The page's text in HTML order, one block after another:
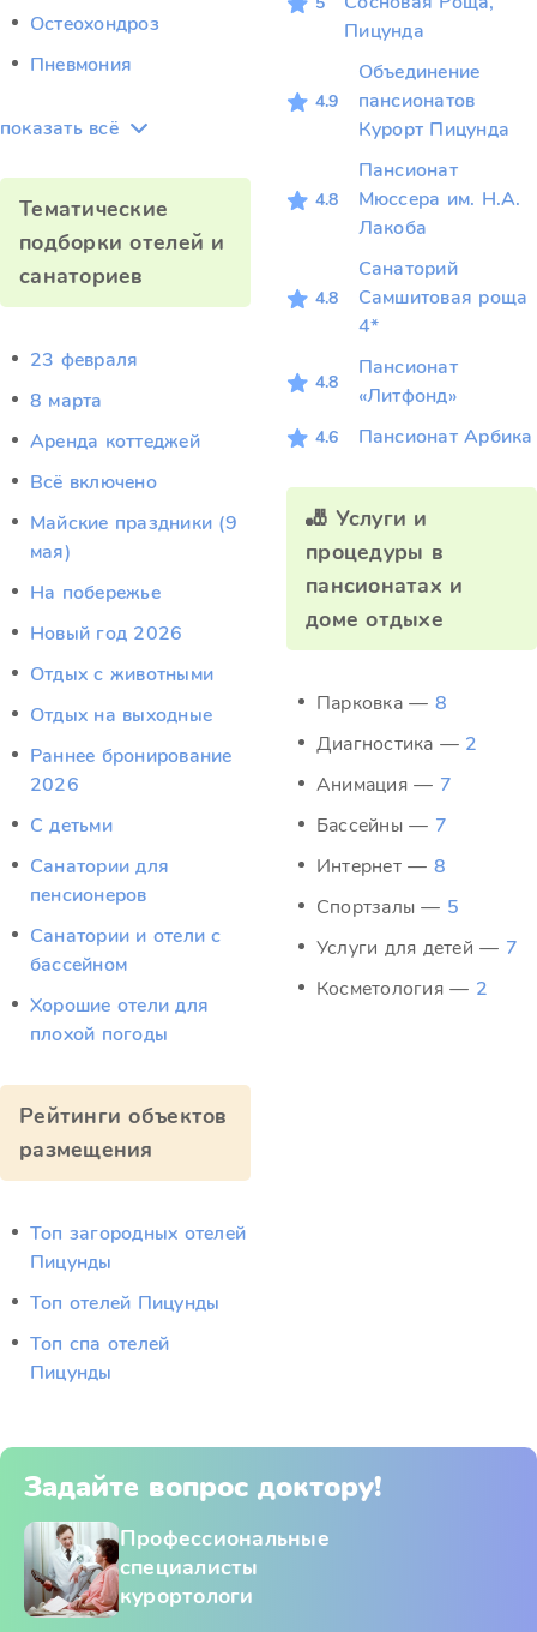
Остеохондроз
Пневмония
показать всё
Тематические
подборки отелей и
санаториев
23 февраля
8 марта
Аренда коттеджей
Всё включено
Майские праздники (9
мая)
На побережье
Новый год 2026
Отдых c животными
Отдых на выходные
Раннее бронирование
2026
С детьми
Санатории для
пенсионеров
Санатории и отели с
бассейном
Хорошие отели для
плохой погоды
Рейтинги объектов
размещения
Топ загородных отелей
Пицунды
Топ отелей Пицунды
Топ спа отелей
Пицунды
Пицунда
4.9
Объединение
пансионатов
Курорт Пицунда
4.8
Пансионат
Мюссера им. Н.А.
Лакоба
4.8
Санаторий
Самшитовая роща
4*
4.8
Пансионат
«Литфонд»
4.6 Пансионат Арбика
🎳 Услуги и
процедуры в
пансионатах и
доме отдыхе
Парковка — 8
Диагностика — 2
Анимация — 7
Бассейны — 7
Интернет — 8
Спортзалы — 5
Услуги для детей — 7
Косметология — 2
Задайте вопрос доктору!
Профессиональные
специалисты
курортологи